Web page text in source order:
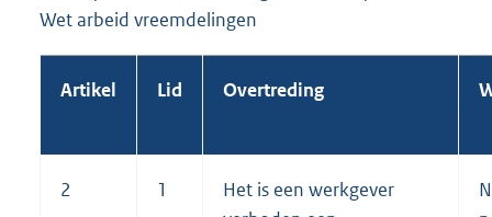
Wet arbeid vreemdelingen
Artikel Lid Overtreding
2 1
Het is een werkgever